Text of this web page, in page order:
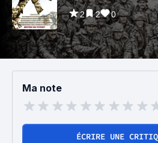
2 2 0
Ma note
ÉCRIRE UNE